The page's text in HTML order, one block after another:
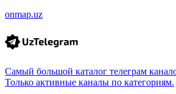
onmap.uz
Самый большой каталог телеграм
Только активные каналы по категориям.